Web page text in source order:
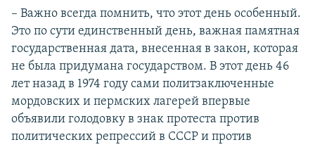
– Важно всегда помнить, что этот день особенный.
Это по сути единственный день, важная памятная
государственная дата, внесенная в закон, которая
не была придумана государством. В этот день 46
лет назад в 1974 году сами политзаключенные
мордовских и пермских лагерей впервые
объявили голодовку в знак протеста против
политических репрессий в СССР и против